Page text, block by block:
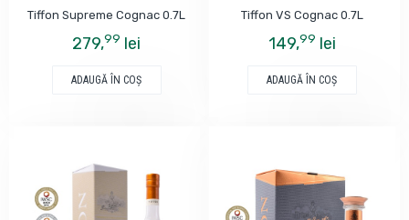
Tiffon Supreme Cognac 0.7L
279,99 lei
ADAUGĂ ÎN COŞ
Tiffon VS Cognac 0.7L
149,99 lei
ADAUGĂ ÎN COŞ